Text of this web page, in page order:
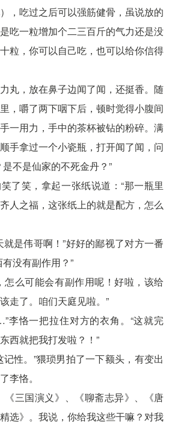
，吃过之后可以强筋健骨，虽说放的
吃一粒增加个二三百斤的气力还是没
粒，你可以自己吃，也可以给你信得
丸，放在鼻子边闻了闻，还挺香。随
，嚼了两下咽下后，顿时觉得小腹间
一用力，手中的茶杯被钻的粉碎。满
手拿过一个小瓷瓶，打开闻了闻，问
不是仙家的不死金丹？”
了笑，拿起一张纸说道：“那一瓶里
人之福，这张纸上的就是配方，怎么
就是伟哥啊！”好好的鄙视了对方一番
没有副作用？”
怎么可能会有副作用呢！好啦，该给
走了。咱们天庭见啦。”
李恪一把拉住对方的衣角。“这就完
西就把我打发啦？！”
记性。”猥琐男拍了一下额头，有变出
李恪。
《三国演义》、《聊斋志异》、《唐
选》。我说，你给我这些干嘛？对我